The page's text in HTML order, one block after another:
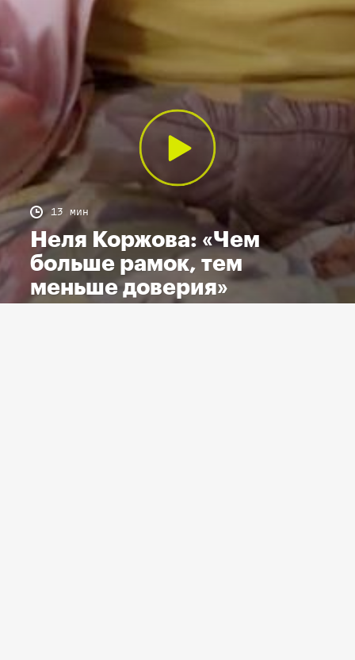
13 мин
Неля Коржова: «Чем
больше рамок, тем
меньше доверия»